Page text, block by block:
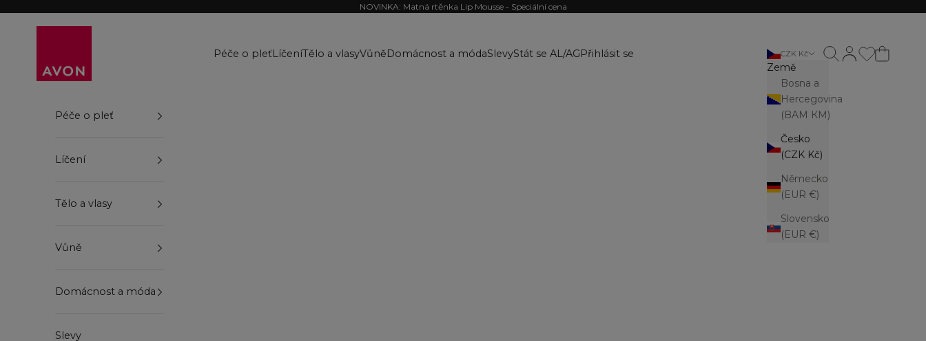
NOVINKA: Matná rtěnka Lip Mousse - Speciální cena
Péče o pleťLíčeníTělo a vlasyVůněDomácnost a módaSlevyStát se AL/AGPřihlásit se CZK Kč
Země
Bosna a
Hercegovina
(BAM КМ)
Česko
(CZK Kč)
Německo
(EUR €)
Slovensko
(EUR €)
Otevřít stránku
Otevřít vyhledávání
Péče o pleť
Líčení
Tělo a vlasy
Vůně
Domácnost a móda
Slevy